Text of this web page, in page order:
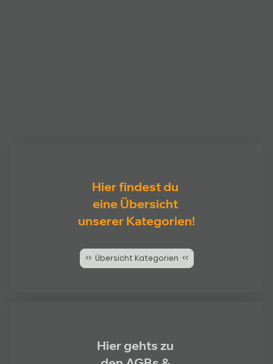
Hier findest du
eine Übersicht
unserer Kategorien!
>> Übersicht Kategorien <<
Hier gehts zu